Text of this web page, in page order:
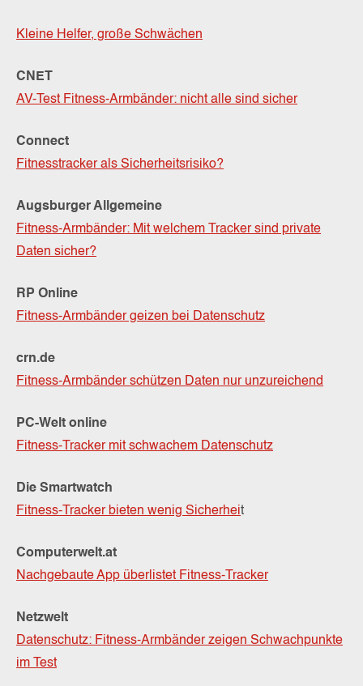
Kleine Helfer, große Schwächen
CNET
AV-Test Fitness-Armbänder: nicht alle sind sicher
Connect
Fitnesstracker als Sicherheitsrisiko?
Augsburger Allgemeine
Fitness-Armbänder: Mit welchem Tracker sind private
Daten sicher?
RP Online
Fitness-Armbänder geizen bei Datenschutz
crn.de
Fitness-Armbänder schützen Daten nur unzureichend
PC-Welt online
Fitness-Tracker mit schwachem Datenschutz
Die Smartwatch
Fitness-Tracker bieten wenig Sicherheit
Computerwelt.at
Nachgebaute App überlistet Fitness-Tracker
Netzwelt
Datenschutz: Fitness-Armbänder zeigen Schwachpunkte
im Test